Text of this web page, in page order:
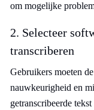
om mogelijke
2. Selecteer
transcriberen
Gebruikers moeten
nauwkeurigheid en
getranscribeerde